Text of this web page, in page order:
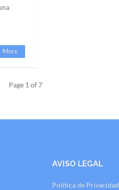
More
Page 1 of 7
AVISO LEGAL
Politica de Privacidad